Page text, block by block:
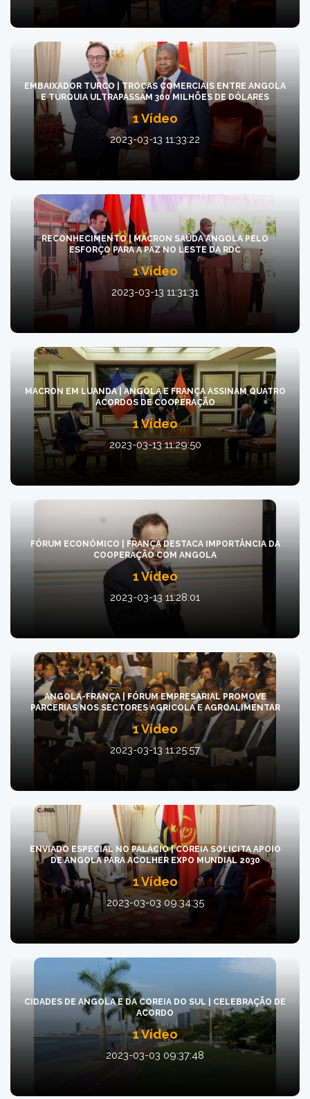
EMBAIXADOR TURCO | TROCAS COMERCIAIS ENTRE ANGOLA
E TURQUIA ULTRAPASSAM 300 MILHÕES DE DÓLARES
1 Vídeo
2023-03-13 11:33:22
RECONHECIMENTO | MACRON SAÚDA ANGOLA PELO
ESFORÇO PARA A PAZ NO LESTE DA RDC
1 Vídeo
2023-03-13 11:31:31
MACRON EM LUANDA | ANGOLA E FRANÇA ASSINAM QUATRO
ACORDOS DE COOPERAÇÃO
1 Vídeo
2023-03-13 11:29:50
FÓRUM ECONÓMICO | FRANÇA DESTACA IMPORTÂNCIA DA
COOPERAÇÃO COM ANGOLA
1 Vídeo
2023-03-13 11:28:01
ANGOLA-FRANÇA | FÓRUM EMPRESARIAL PROMOVE
PARCERIAS NOS SECTORES AGRÍCOLA E AGROALIMENTAR
1 Vídeo
2023-03-13 11:25:57
ENVIADO ESPECIAL NO PALÁCIO | COREIA SOLICITA APOIO
DE ANGOLA PARA ACOLHER EXPO MUNDIAL 2030
1 Vídeo
2023-03-03 09:34:35
CIDADES DE ANGOLA E DA COREIA DO SUL | CELEBRAÇÃO DE
ACORDO
1 Vídeo
2023-03-03 09:37:48